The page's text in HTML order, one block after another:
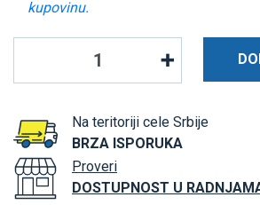
kupovinu.
Na teritoriji cele Srbije
BRZA ISPORUKA
Proveri
DOSTUPNOST U